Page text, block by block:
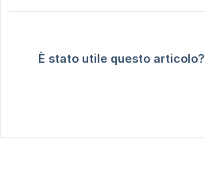
È stato utile questo articolo?